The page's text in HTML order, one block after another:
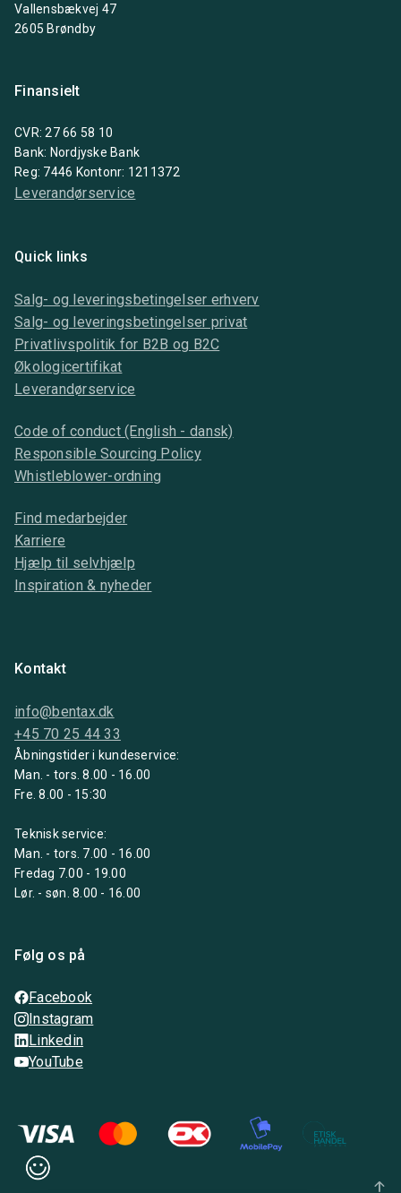
Vallensbækvej 47
2605 Brøndby
Finansielt
CVR: 27 66 58 10
Bank: Nordjyske Bank
Reg: 7446 Kontonr: 1211372
Leverandørservice
Quick links
Salg- og leveringsbetingelser erhverv
Salg- og leveringsbetingelser privat
Privatlivspolitik for B2B og B2C
Økologicertifikat
Leverandørservice
Code of conduct (English - dansk)
Responsible Sourcing Policy
Whistleblower-ordning
Find medarbejder
Karriere
Hjælp til selvhjælp
Inspiration & nyheder
Kontakt
info@bentax.dk
+45 70 25 44 33
Åbningstider i kundeservice:
Man. - tors. 8.00 - 16.00
Fre. 8.00 - 15:30
Teknisk service:
Man. - tors. 7.00 - 16.00
Fredag 7.00 - 19.00
Lør. - søn. 8.00 - 16.00
Følg os på
Facebook
Instagram
Linkedin
YouTube
arrow_upward_alt